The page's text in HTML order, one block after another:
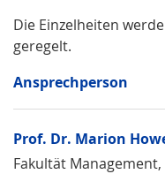
Die Einzelheiten
geregelt.
Ansprechperson
Prof. Dr. Marion
Fakultät